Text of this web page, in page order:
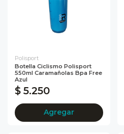
Polisport
Botella Ciclismo Polisport
550ml Caramañolas Bpa Free
Azul
$ 5.250
Agregar